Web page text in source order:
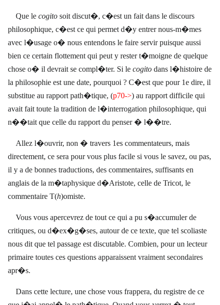
Que le cogito soit discut�, c�est un fait dans le discours
philosophique, c�est ce qui permet d�y entrer nous-m�mes
avec l�usage o� nous entendons le faire servir puisque aussi
bien ce certain flottement qui peut y rester t�moigne de quelque
chose o� il devrait se compl�ter. Si le cogito dans l�histoire de
la philosophie est une date, pourquoi ? C�est que pour 1e dire, il
substitue au rapport path�tique, (p70->) au rapport difficile qui
avait fait toute la tradition de l�interrogation philosophique, qui
n��tait que celle du rapport du penser � l��tre.
Allez l�ouvrir, non � travers 1es commentateurs, mais
directement, ce sera pour vous plus facile si vous le savez, ou pas,
il y a de bonnes traductions, des commentaires, suffisants en
anglais de la m�taphysique d�Aristote, celle de Tricot, le
commentaire T(h)omiste.
Vous vous apercevrez de tout ce qui a pu s�accumuler de
critiques, ou d�ex�g�ses, autour de ce texte, que tel scoliaste
nous dit que tel passage est discutable. Combien, pour un lecteur
primaire toutes ces questions apparaissent vraiment secondaires
apr�s.
Dans cette lecture, une chose vous frappera, du registre de ce